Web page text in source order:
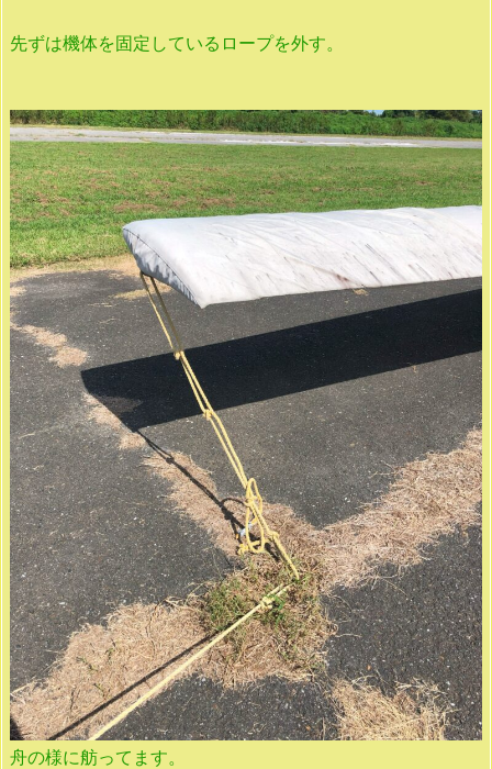
先ずは機体を固定しているロープを外す。
舟の様に舫ってます。